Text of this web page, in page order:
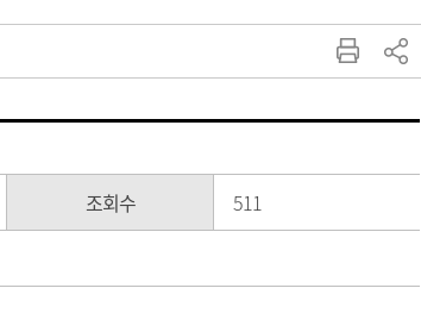
조회수
511